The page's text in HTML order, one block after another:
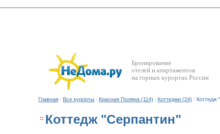
Бронирование
отелей и апартаментов
на горных курортах России
Главная / Все курорты / Красная Поляна (114) / Коттеджи (24) / Коттедж
Коттедж "Серпантин"